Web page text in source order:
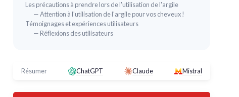
＋ Détoxnaturelle
＋
Pure
et efficace
＋ 1 kgpour une utilisation durable
Les précautions à prendre lors de l'utilisation de l'argile
— Attention à l'utilisation de l'argile pour vos cheveux !
Témoignages et expériences utilisateurs
— Réflexions des utilisateurs
Résumer ChatGPT Claude Mistral